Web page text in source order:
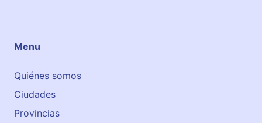
Menu
Quiénes somos
Ciudades
Provincias